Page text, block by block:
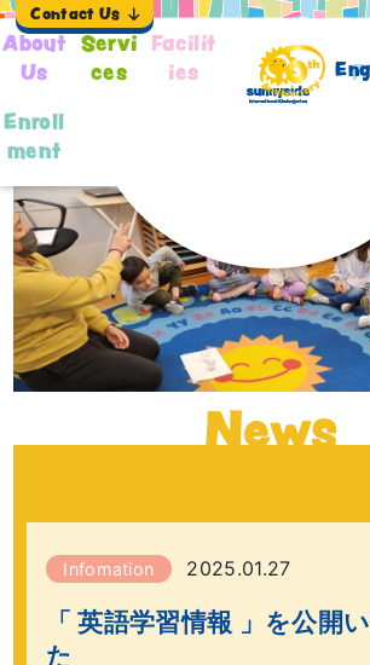
Contact Us
About
Us
Servi
ces
Facilit
ies
Enroll
ment
News
Infomation 2025.01.27
「 英語学習情報 」を公開
た